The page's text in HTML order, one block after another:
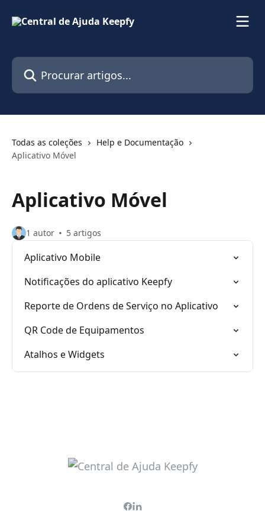
Procurar artigos...
Todas as coleções
Help e Documentação
Aplicativo Móvel
Aplicativo Móvel
1 autor 5 artigos
Aplicativo Mobile
Notificações do aplicativo Keepfy
Reporte de Ordens de Serviço no Aplicativo
QR Code de Equipamentos
Atalhos e Widgets